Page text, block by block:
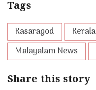
Tags
Kasaragod Kerala
Malayalam News
Share this story